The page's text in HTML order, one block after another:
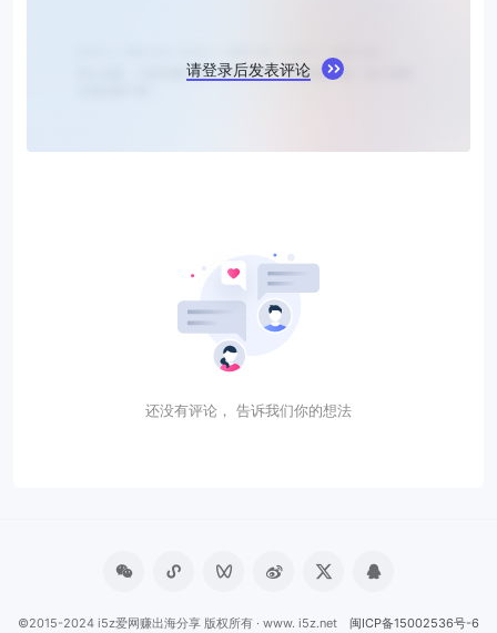
请登录后发表评论
还没有评论， 告诉我们你的想法
©2015-2024 i5z爱网赚出海分享 版权所有 · www. i5z.net 闽ICP备15002536号-6